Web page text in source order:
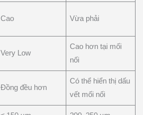
Cao Vừa phải
Very Low
Cao hơn tại mối
nối
Đồng đều hơn
Có thể hiển thị dấu
vết mối nối